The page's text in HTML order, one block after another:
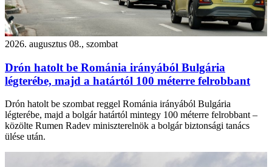
2026. augusztus 08., szombat
Drón hatolt be Románia irányából Bulgária
légterébe, majd a határtól 100 méterre felrobbant
Drón hatolt be szombat reggel Románia irányából Bulgária
légterébe, majd a bolgár határtól mintegy 100 méterre felrobbant –
közölte Rumen Radev miniszterelnök a bolgár biztonsági tanács
ülése után.